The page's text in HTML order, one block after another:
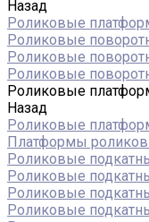
Назад
Роликовые
Роликовые
Роликовые
Роликовые
Роликовые
Назад
Роликовые
Платформы
Роликовые
Роликовые
Роликовые
Роликовые